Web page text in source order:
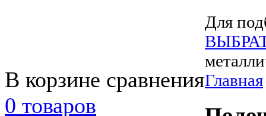
В корзине сравнения
0 товаров
Для
Главная